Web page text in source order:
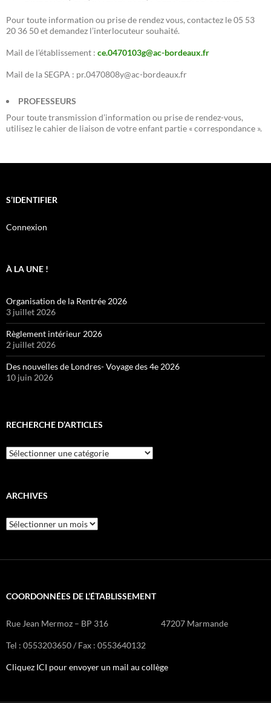
Pour toute information ou prise de rendez vous, contactez le 05 53
20 36 50 et demandez l’interlocuteur souhaité.
Mail de l’établissement : ce.0470103g@ac-bordeaux.fr
Mail de la SEGPA : pr.0470808y@ac-bordeaux.fr
PROFESSEURS
Pour toute transmission d’information ou prise de rendez-vous,
utilisez le cahier de liaison de votre enfant partie « correspondance ».
S’IDENTIFIER
Connexion
À LA UNE !
Organisation de la Rentrée 2026
3 juillet 2026
Règlement intérieur 2026
2 juillet 2026
Des nouvelles de Londres- Voyage des 4e 2026
10 juin 2026
RECHERCHE D’ARTICLES
Recherche
d’articles
ARCHIVES
Archives
COORDONNÉES DE L’ÉTABLISSEMENT
Rue Jean Mermoz – BP 316 47207 Marmande
Tel : 0553203650 / Fax : 0553640132
Cliquez ICI pour envoyer un mail au collège